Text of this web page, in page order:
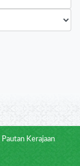
Pautan Kerajaan